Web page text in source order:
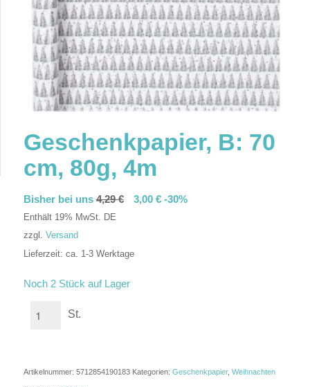
Geschenkpapier, B: 70
cm, 80g, 4m
Bisher bei uns 4,29€ 3,00 €-30%
Enthält 19% MwSt. DE
zzgl. Versand
Lieferzeit: ca. 1-3 Werktage
Noch 2 Stück auf Lager
St.
Artikelnummer: 5712854190183 Kategorien: Geschenkpapier, Weihnachten